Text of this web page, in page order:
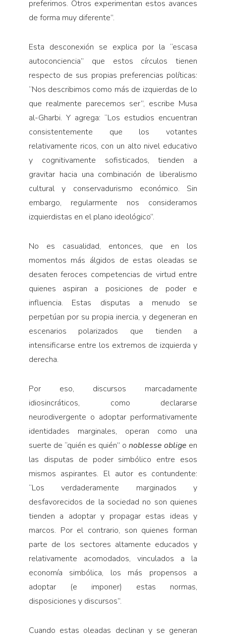
preferimos. Otros experimentan estos avances
de forma muy diferente”.
Esta desconexión se explica por la “escasa
autoconciencia” que estos círculos tienen
respecto de sus propias preferencias políticas:
“Nos describimos como más de izquierdas de lo
que realmente parecemos ser”, escribe Musa
al-Gharbi. Y agrega: “Los estudios encuentran
consistentemente que los votantes
relativamente ricos, con un alto nivel educativo
y cognitivamente sofisticados, tienden a
gravitar hacia una combinación de liberalismo
cultural y conservadurismo económico. Sin
embargo, regularmente nos consideramos
izquierdistas en el plano ideológico”.
No es casualidad, entonces, que en los
momentos más álgidos de estas oleadas se
desaten feroces competencias de virtud entre
quienes aspiran a posiciones de poder e
influencia. Estas disputas a menudo se
perpetúan por su propia inercia, y degeneran en
escenarios polarizados que tienden a
intensificarse entre los extremos de izquierda y
derecha.
Por eso, discursos marcadamente
idiosincráticos, como declararse
neurodivergente o adoptar performativamente
identidades marginales, operan como una
suerte de “quién es quién” onoblesse oblige en
las disputas de poder simbólico entre esos
mismos aspirantes. El autor es contundente:
“Los verdaderamente marginados y
desfavorecidos de la sociedad no son quienes
tienden a adoptar y propagar estas ideas y
marcos. Por el contrario, son quienes forman
parte de los sectores altamente educados y
relativamente acomodados, vinculados a la
economía simbólica, los más propensos a
adoptar (e imponer) estas normas,
disposiciones y discursos”.
Cuando estas oleadas declinan y se generan